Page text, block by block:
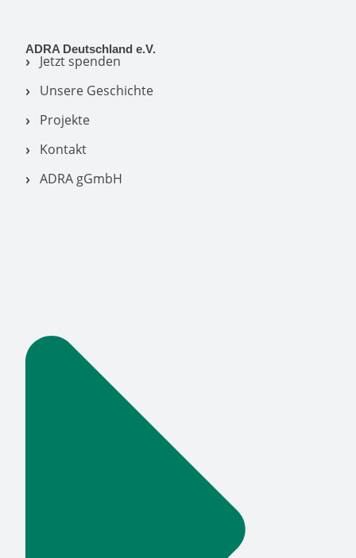
ADRA Deutschland e.V.
Jetzt spenden
Unsere Geschichte
Projekte
Kontakt
ADRA gGmbH